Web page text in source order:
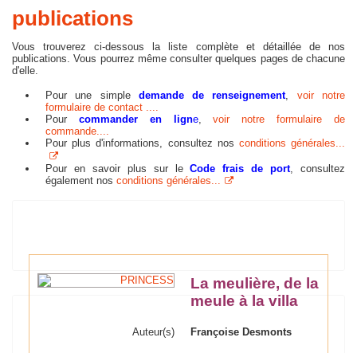
publications
Vous trouverez ci-dessous la liste complète et détaillée de nos
publications. Vous pourrez même consulter quelques pages de chacune
d'elle.
Pour une simple demande de renseignement, voir notre
formulaire de contact ....
Pour
commander en ligne,voir notre formulaire de
commande....
Pour plus d'informations, consultez nos conditions générales...
Pour en savoir plus sur leCode frais de port, consultez
également nos conditions générales...
La meulière, de la
meule à la villa
Auteur(s) Françoise Desmonts